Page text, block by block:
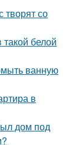
творят со
такой белой
ванную
в
дом под